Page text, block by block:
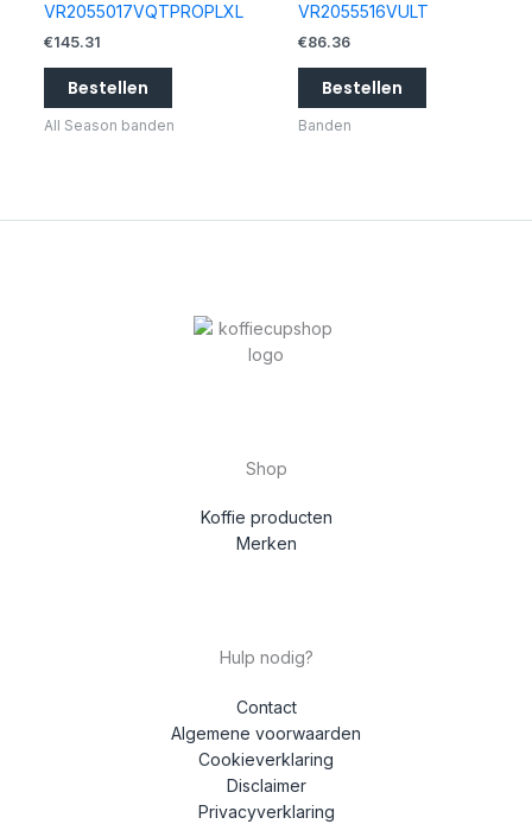
VR2055017VQTPROPLXL
€145.31
Bestellen
All Season banden
VR2055516VULT
€86.36
Bestellen
Banden
Shop
Koffie producten
Merken
Hulp nodig?
Contact
Algemene voorwaarden
Cookieverklaring
Disclaimer
Privacyverklaring